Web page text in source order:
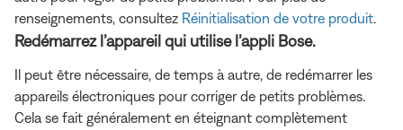
renseignements, consultez Réinitialisation de votre produit.
Redémarrez l’appareil qui utilise l’appli Bose.
Il peut être nécessaire, de temps à autre, de redémarrer les
appareils électroniques pour corriger de petits problèmes.
Cela se fait généralement en éteignant complètement